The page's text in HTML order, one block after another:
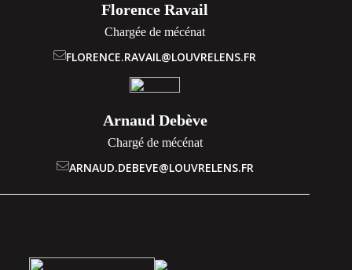
Florence Ravail
Chargée de mécénat
FLORENCE.RAVAIL@LOUVRELENS.FR
Arnaud Debève
Chargé de mécénat
ARNAUD.DEBEVE@LOUVRELENS.FR